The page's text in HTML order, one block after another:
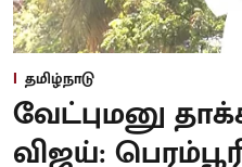
தமிழ்நாடு
வேட்புமனு
விஜய்: